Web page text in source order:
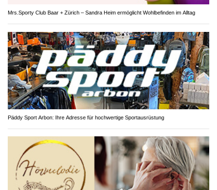
Mrs.Sporty Club Baar + Zürich – Sandra Heim ermöglicht Wohlbefinden im Alltag
Päddy Sport Arbon: Ihre Adresse für hochwertige Sportausrüstung